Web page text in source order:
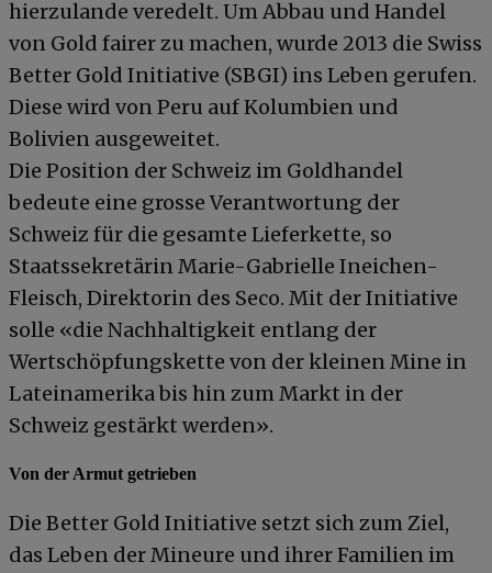
hierzulande veredelt. Um Abbau und Handel
von Gold fairer zu machen, wurde 2013 die Swiss
Better Gold Initiative (SBGI) ins Leben gerufen.
Diese wird von Peru auf Kolumbien und
Bolivien ausgeweitet.
Die Position der Schweiz im Goldhandel
bedeute eine grosse Verantwortung der
Schweiz für die gesamte Lieferkette, so
Staatssekretärin Marie-Gabrielle Ineichen-
Fleisch, Direktorin des Seco. Mit der Initiative
solle «die Nachhaltigkeit entlang der
Wertschöpfungskette von der kleinen Mine in
Lateinamerika bis hin zum Markt in der
Schweiz gestärkt werden».
Von der Armut getrieben
Die Better Gold Initiative setzt sich zum Ziel,
das Leben der Mineure und ihrer Familien im